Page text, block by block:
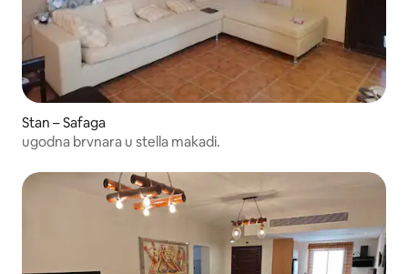
Stan – Safaga
ugodna brvnara u stella makadi.